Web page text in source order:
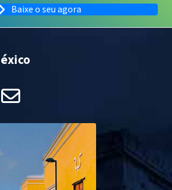
Baixe o seu agora